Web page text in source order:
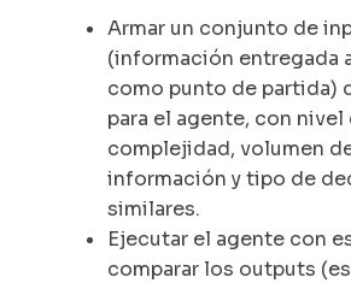
Armar un conjunto de
(información entregada
como punto de partida)
para el agente, con nivel
complejidad, volumen
información y tipo de
similares.
Ejecutar el agente con
comparar los outputs